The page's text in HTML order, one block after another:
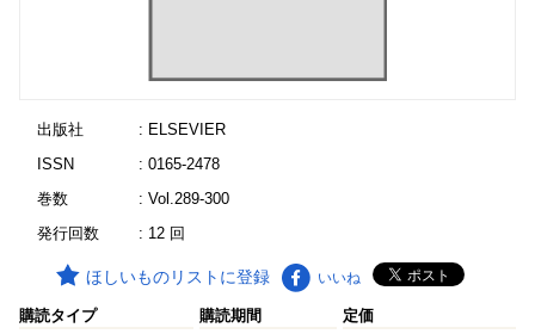
出版社
: ELSEVIER
ISSN
: 0165-2478
巻数
: Vol.289-300
発行回数
: 12 回
ほしいものリストに登録 いいね
購読タイプ 購読期間 定価